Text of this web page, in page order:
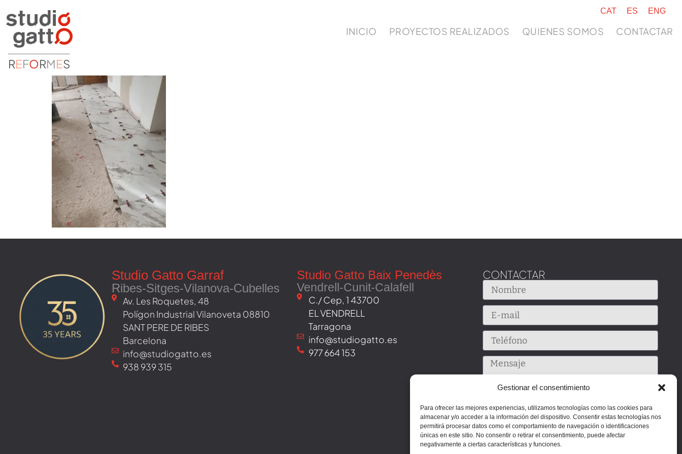
Gestionar el consentimiento
Para ofrecer las mejores experiencias, utilizamos tecnologías como las cookies para
almacenar y/o acceder a la información del dispositivo. Consentir estas tecnologías nos
permitirá procesar datos como el comportamiento de navegación o identificaciones
únicas en este sitio. No consentir o retirar el consentimiento, puede afectar
negativamente a ciertas características y funciones.
REFORMES
CAT ES ENG
INICIO PROYECTOS REALIZADOS QUIENES SOMOS CONTACTAR
Studio Gatto Garraf
Ribes-Sitges-Vilanova-Cubelles
Av. Les Roquetes, 48 ​
Polígon Industrial Vilanoveta 08810
SANT PERE DE RIBES
Barcelona
info@studiogatto.es
938 939 315
Studio Gatto Baix Penedès
Vendrell-Cunit-Calafell
C./ Cep, 1 43700
EL VENDRELL
Tarragona
info@studiogatto.es
977 664 153
CONTACTAR